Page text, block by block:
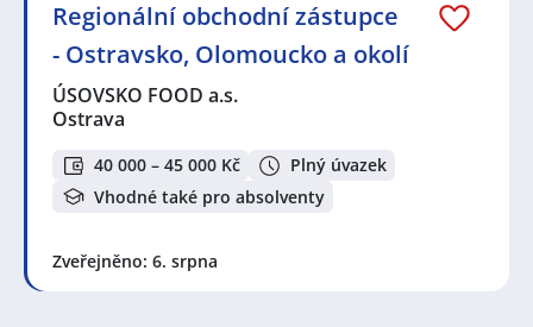
Regionální obchodní zástupce
- Ostravsko, Olomoucko a okolí
ÚSOVSKO FOOD a.s.
Ostrava
40 000 – 45 000 Kč
Plný úvazek
Vhodné také pro absolventy
Zveřejněno: 6. srpna